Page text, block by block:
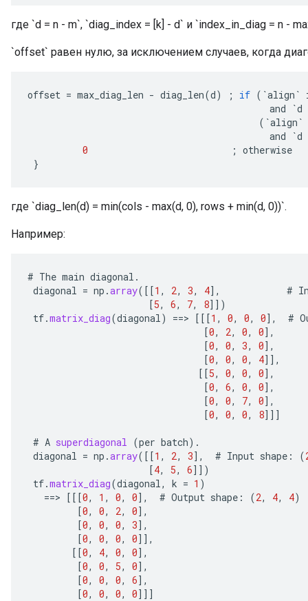
где `d = n - m`, `diag_index = [k] - d` и `index_in_diag = n -
`offset` равен нулю, за исключением случаев, когда
offset = max_diag_len - diag_len(d) ; if ( `align `
and
`d
( `align `
and
`d
0
; otherwise
}
где `diag_len(d) = min(cols - max(d, 0), rows + min(d, 0))`.
Например:
# The main diagonal .
diagonal = np .array( [[1 , 2, 3, 4] , #
[5, 6, 7, 8]] )
tf.matrix_diag(diagonal) ==> [[[1 , 0, 0, 0] , #
[0, 2, 0, 0] ,
[0, 0, 3, 0] ,
[0, 0, 0, 4]] ,
[[5, 0, 0, 0] ,
[0, 6, 0, 0] ,
[0, 0, 7, 0] ,
[0, 0, 0, 8]]]
# A superdiagonal (per batch).
diagonal = np .array( [[1 , 2, 3] , # Input shape : (
[4, 5, 6]] )
tf.matrix_diag(diagonal, k = 1 )
==> [[[0, 1 , 0, 0] , # Output shape : (2, 4, 4)
[0, 0, 2, 0] ,
[0, 0, 0, 3] ,
[0, 0, 0, 0]] ,
[[0, 4, 0, 0] ,
[0, 0, 5, 0] ,
[0, 0, 0, 6] ,
[0, 0, 0, 0]]]